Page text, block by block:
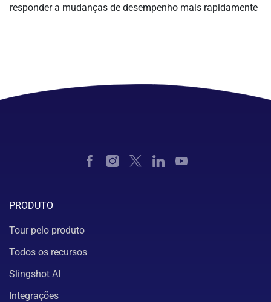
responder a mudanças de desempenho mais rapidamente
PRODUTO
Tour pelo produto
Todos os recursos
Slingshot AI
Integrações